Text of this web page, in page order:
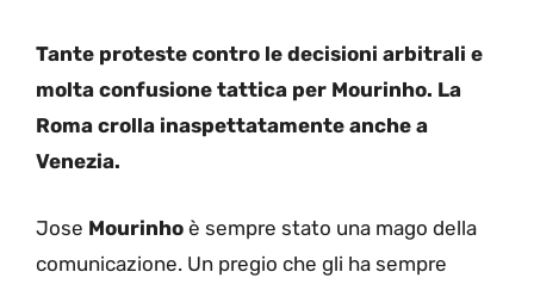
Tante proteste contro le decisioni arbitrali e
molta confusione tattica per Mourinho. La
Roma crolla inaspettatamente anche a
Venezia.
Jose Mourinho è sempre stato una mago della
comunicazione. Un pregio che gli ha sempre